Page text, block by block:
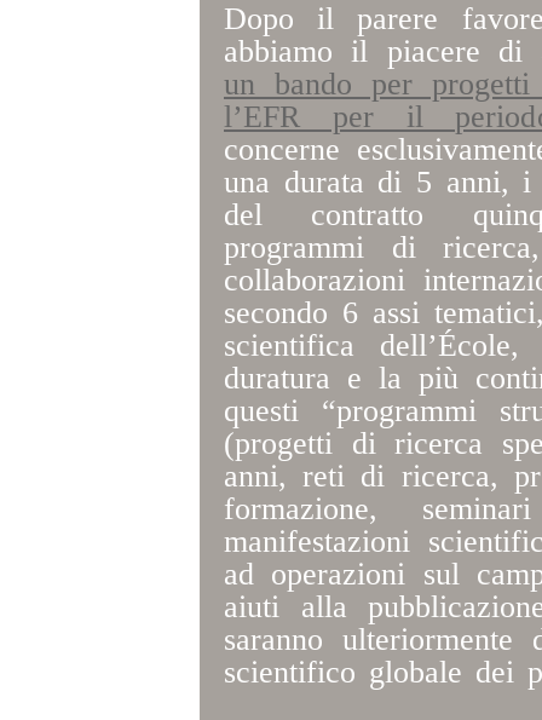
Dopo il parere
abbiamo il piacere di
un bando per
l’EFR per il
concerne
una durata di 5 anni, i
del contratto
programmi di
collaborazioni
secondo 6 assi
scientifica
duratura e la più
questi “programmi
(progetti di ricerca
anni, reti di ricerca,
formazione,
manifestazioni
ad operazioni sul
aiuti alla
saranno ulteriormente
scientifico globale dei